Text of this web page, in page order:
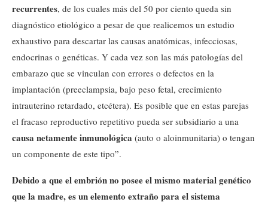
recurrentes, de los cuales más del 50 por ciento queda sin
diagnóstico etiológico a pesar de que realicemos un estudio
exhaustivo para descartar las causas anatómicas, infecciosas,
endocrinas o genéticas. Y cada vez son las más patologías del
embarazo que se vinculan con errores o defectos en la
implantación (preeclampsia, bajo peso fetal, crecimiento
intrauterino retardado, etcétera). Es posible que en estas parejas
el fracaso reproductivo repetitivo pueda ser subsidiario a una
causa netamente inmunológica (auto o aloinmunitaria) o tengan
un componente de este tipo”.
Debido a que el embrión no posee el mismo material genético
que la madre, es un elemento extraño para el sistema